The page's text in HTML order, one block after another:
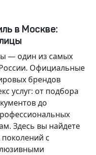
в Москве:
— один из самых
Официальные
брендов
услуг: от подбора
до
Здесь вы найдете
с